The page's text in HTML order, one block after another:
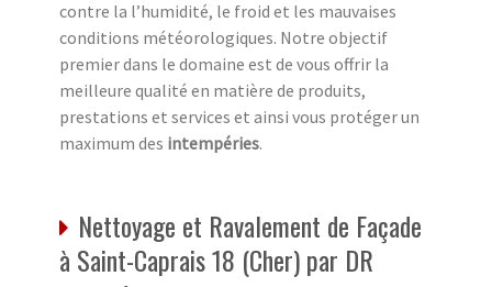
contre la l’humidité, le froid et les mauvaises
conditions météorologiques. Notre objectif
premier dans le domaine est de vous offrir la
meilleure qualité en matière de produits,
prestations et services et ainsi vous protéger un
maximum des intempéries.
Nettoyage et Ravalement de Façade
à Saint-Caprais 18 (Cher) par DR